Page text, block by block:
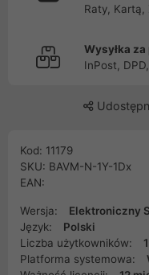
Raty, Kartą,
Wysyłka za
InPost, DPD,
Kod: 11179
SKU: BAVM-N-1Y-1Dx
EAN:
Wersja:
Elektroniczny
Język:
Polski
Liczba użytkowników:
1
Platforma systemowa: